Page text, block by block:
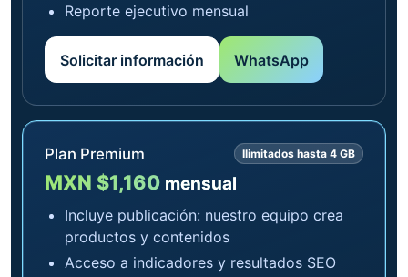
Reporte ejecutivo mensual
Solicitar información WhatsApp
Plan Premium Ilimitados hasta 4 GB
MXN $1,160 mensual
Incluye publicación: nuestro equipo crea
productos y contenidos
Acceso a indicadores y resultados SEO